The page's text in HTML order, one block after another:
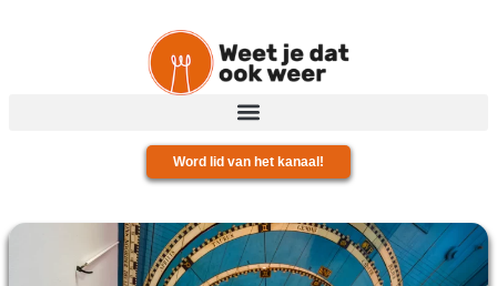
Word lid van het kanaal!